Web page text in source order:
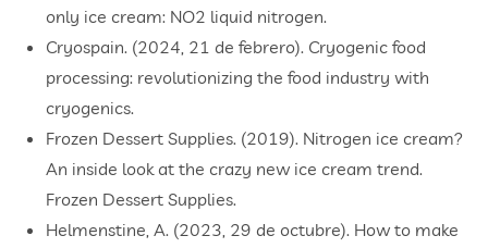
only ice cream: NO2 liquid nitrogen.
Cryospain. (2024, 21 de febrero). Cryogenic food
processing: revolutionizing the food industry with
cryogenics.
Frozen Dessert Supplies. (2019). Nitrogen ice cream?
An inside look at the crazy new ice cream trend.
Frozen Dessert Supplies.
Helmenstine, A. (2023, 29 de octubre). How to make